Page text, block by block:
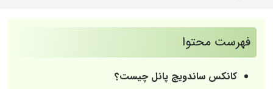
فهرست محتوا
کانکس ساندویچ پانل چیست؟